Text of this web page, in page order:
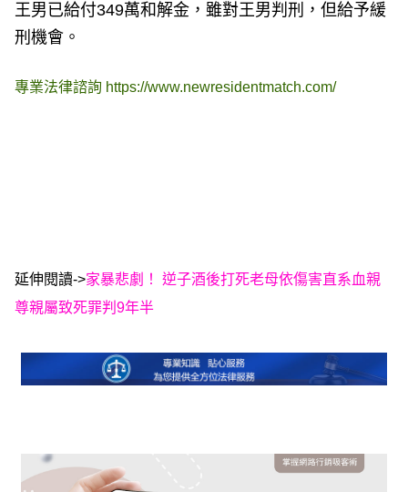
王男已給付349萬和解金，雖對王男判刑，但給予緩
刑機會。
專業法律諮詢 https://www.newresidentmatch.com/
延伸閱讀->家暴悲劇！ 逆子酒後打死老母依傷害直系血親
尊親屬致死罪判9年半